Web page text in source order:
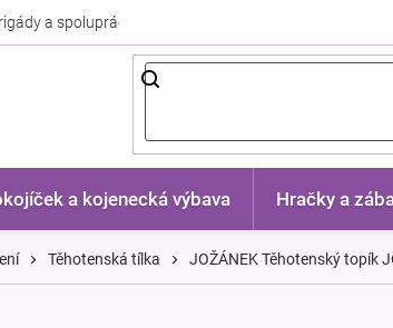
a spolupráce
a kojenecká výbava Hračky a
Těhotenská tílka JOŽÁNEK Těhotenský topík